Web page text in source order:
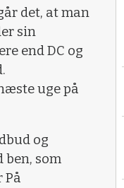
det, at man
sin
end DC og
uge på
og
ben, som
På